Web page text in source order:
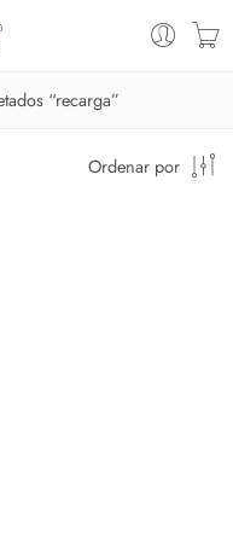
“recarga”
Ordenar por